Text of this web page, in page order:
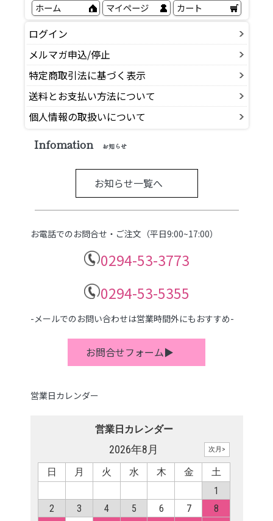
ホーム マイページ カート
ログイン
メルマガ申込/停止
特定商取引法に基づく表示
送料とお支払い方法について
個人情報の取扱いについて
Infomation お知らせ
お知らせ一覧へ
お電話でのお問合せ・ご注文（平日9:00~17:00）
0294-53-3773
0294-53-5355
-メールでのお問い合わせは営業時間外にもおすすめ-
お問合せフォーム▶
営業日カレンダー